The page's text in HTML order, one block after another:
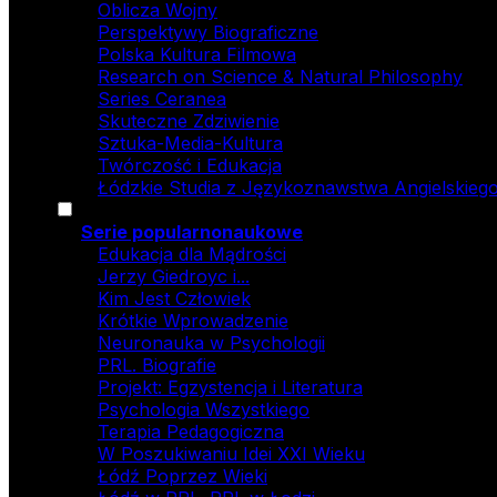
Oblicza Wojny
Perspektywy Biograficzne
Polska Kultura Filmowa
Research on Science & Natural Philosophy
Series Ceranea
Skuteczne Zdziwienie
Sztuka-Media-Kultura
Twórczość i Edukacja
Łódzkie Studia z Językoznawstwa
Serie popularnonaukowe
Edukacja dla Mądrości
Jerzy Giedroyc i...
Kim Jest Człowiek
Krótkie Wprowadzenie
Neuronauka w Psychologii
PRL. Biografie
Projekt: Egzystencja i Literatura
Psychologia Wszystkiego
Terapia Pedagogiczna
W Poszukiwaniu Idei XXI Wieku
Łódź Poprzez Wieki